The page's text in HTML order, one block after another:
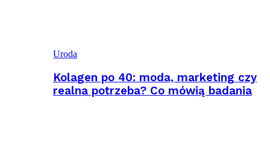
Uroda
Kolagen po 40: moda, marketing czy
realna potrzeba? Co mówią badania